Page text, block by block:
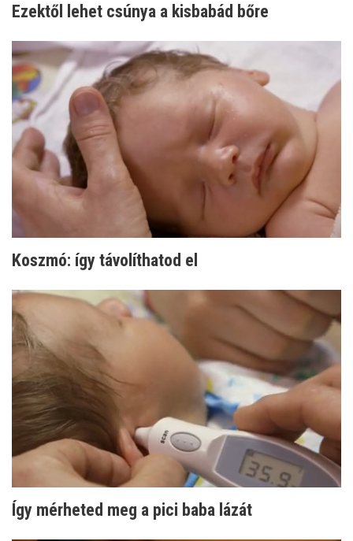
Ezektől lehet csúnya a kisbabád bőre
Koszmó: így távolíthatod el
Így mérheted meg a pici baba lázát